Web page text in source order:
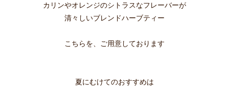
カリンやオレンジのシトラスなフレーバーが
清々しいブレンドハーブティー
こちらを、ご用意しております
夏にむけてのおすすめは